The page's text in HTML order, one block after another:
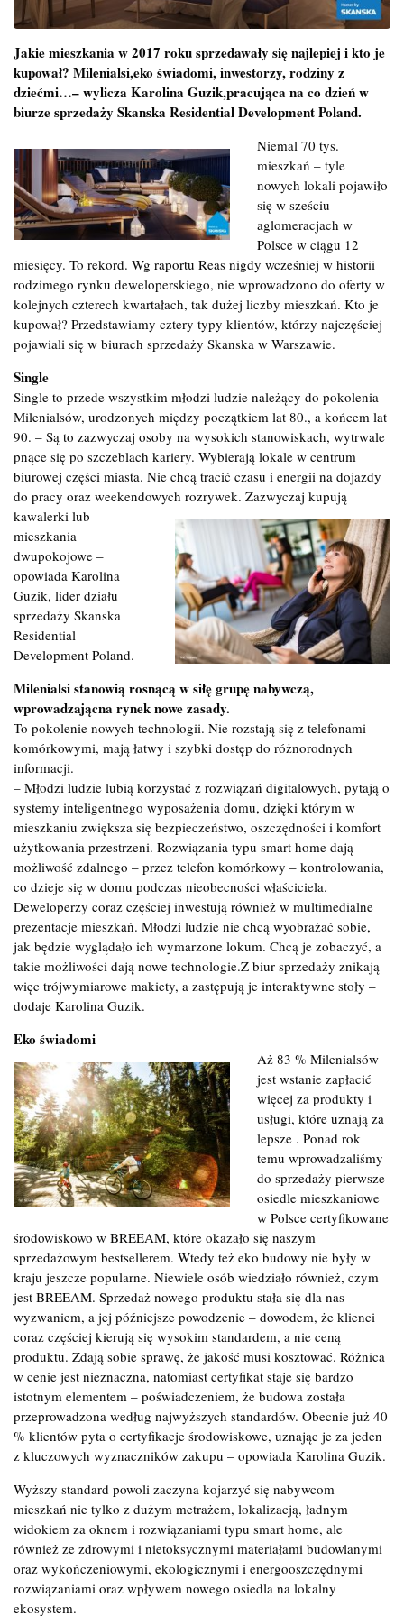
Jakie mieszkania w 2017 roku sprzedawały się najlepiej i kto je
kupował? Milenialsi,eko świadomi, inwestorzy, rodziny z
dziećmi…– wylicza Karolina Guzik,pracująca na co dzień w
biurze sprzedaży Skanska Residential Development Poland.
Niemal 70 tys.
mieszkań – tyle
nowych lokali pojawiło
się w sześciu
aglomeracjach w
Polsce w ciągu 12
miesięcy. To rekord. Wg raportu Reas nigdy wcześniej w historii
rodzimego rynku deweloperskiego, nie wprowadzono do oferty w
kolejnych czterech kwartałach, tak dużej liczby mieszkań. Kto je
kupował? Przedstawiamy cztery typy klientów, którzy najczęściej
pojawiali się w biurach sprzedaży Skanska w Warszawie.
Single
Single to przede wszystkim młodzi ludzie należący do pokolenia
Milenialsów, urodzonych między początkiem lat 80., a końcem lat
90. – Są to zazwyczaj osoby na wysokich stanowiskach, wytrwale
pnące się po szczeblach kariery. Wybierają lokale w centrum
biurowej części miasta. Nie chcą tracić czasu i energii na dojazdy
do pracy oraz weekendowych rozrywek. Zazwyczaj kupują
kawalerki lub
mieszkania
dwupokojowe –
opowiada Karolina
Guzik, lider działu
sprzedaży Skanska
Residential
Development Poland.
Milenialsi stanowią rosnącą w siłę grupę nabywczą,
wprowadzającna rynek nowe zasady.
To pokolenie nowych technologii. Nie rozstają się z telefonami
komórkowymi, mają łatwy i szybki dostęp do różnorodnych
informacji.
– Młodzi ludzie lubią korzystać z rozwiązań digitalowych, pytają o
systemy inteligentnego wyposażenia domu, dzięki którym w
mieszkaniu zwiększa się bezpieczeństwo, oszczędności i komfort
użytkowania przestrzeni. Rozwiązania typu smart home dają
możliwość zdalnego – przez telefon komórkowy – kontrolowania,
co dzieje się w domu podczas nieobecności właściciela.
Deweloperzy coraz częściej inwestują również w multimedialne
prezentacje mieszkań. Młodzi ludzie nie chcą wyobrażać sobie,
jak będzie wyglądało ich wymarzone lokum. Chcą je zobaczyć, a
takie możliwości dają nowe technologie.Z biur sprzedaży znikają
więc trójwymiarowe makiety, a zastępują je interaktywne stoły –
dodaje Karolina Guzik.
Eko świadomi
Aż 83 % Milenialsów
jest wstanie zapłacić
więcej za produkty i
usługi, które uznają za
lepsze . Ponad rok
temu wprowadzaliśmy
do sprzedaży pierwsze
osiedle mieszkaniowe
w Polsce certyfikowane
środowiskowo w BREEAM, które okazało się naszym
sprzedażowym bestsellerem. Wtedy też eko budowy nie były w
kraju jeszcze popularne. Niewiele osób wiedziało również, czym
jest BREEAM. Sprzedaż nowego produktu stała się dla nas
wyzwaniem, a jej późniejsze powodzenie – dowodem, że klienci
coraz częściej kierują się wysokim standardem, a nie ceną
produktu. Zdają sobie sprawę, że jakość musi kosztować. Różnica
w cenie jest nieznaczna, natomiast certyfikat staje się bardzo
istotnym elementem – poświadczeniem, że budowa została
przeprowadzona według najwyższych standardów. Obecnie już 40
% klientów pyta o certyfikacje środowiskowe, uznając je za jeden
z kluczowych wyznaczników zakupu – opowiada Karolina Guzik.
Wyższy standard powoli zaczyna kojarzyć się nabywcom
mieszkań nie tylko z dużym metrażem, lokalizacją, ładnym
widokiem za oknem i rozwiązaniami typu smart home, ale
również ze zdrowymi i nietoksycznymi materiałami budowlanymi
oraz wykończeniowymi, ekologicznymi i energooszczędnymi
rozwiązaniami oraz wpływem nowego osiedla na lokalny
ekosystem.